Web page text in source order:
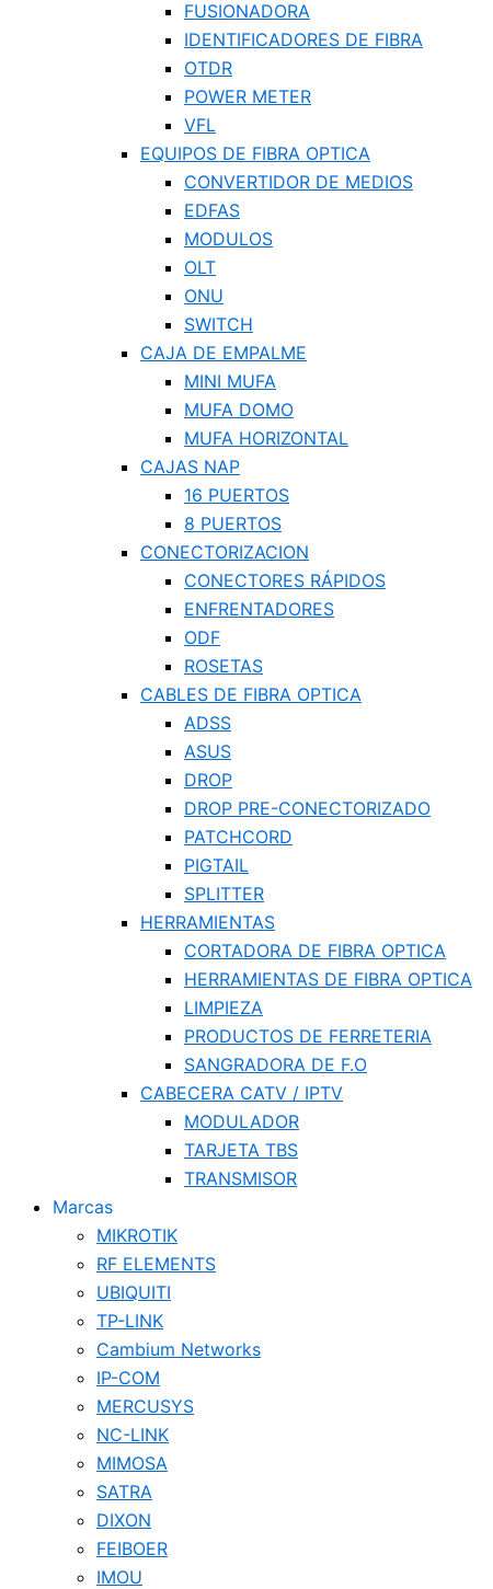
FUSIONADORA
IDENTIFICADORES DE FIBRA
OTDR
POWER METER
VFL
EQUIPOS DE FIBRA OPTICA
CONVERTIDOR DE MEDIOS
EDFAS
MODULOS
OLT
ONU
SWITCH
CAJA DE EMPALME
MINI MUFA
MUFA DOMO
MUFA HORIZONTAL
CAJAS NAP
16 PUERTOS
8 PUERTOS
CONECTORIZACION
CONECTORES RÁPIDOS
ENFRENTADORES
ODF
ROSETAS
CABLES DE FIBRA OPTICA
ADSS
ASUS
DROP
DROP PRE-CONECTORIZADO
PATCHCORD
PIGTAIL
SPLITTER
HERRAMIENTAS
CORTADORA DE FIBRA OPTICA
HERRAMIENTAS DE FIBRA OPTICA
LIMPIEZA
PRODUCTOS DE FERRETERIA
SANGRADORA DE F.O
CABECERA CATV / IPTV
MODULADOR
TARJETA TBS
TRANSMISOR
Marcas
MIKROTIK
RF ELEMENTS
UBIQUITI
TP-LINK
Cambium Networks
IP-COM
MERCUSYS
NC-LINK
MIMOSA
SATRA
DIXON
FEIBOER
IMOU